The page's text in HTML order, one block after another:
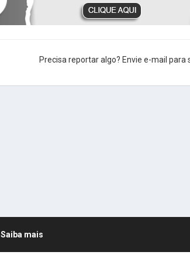
Precisa reportar algo? Envie e-mail
Saiba mais